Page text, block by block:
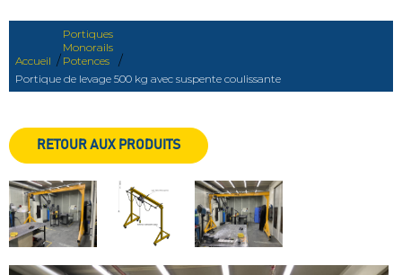
Accueil /
Portiques
Monorails
Potences
/
Portique de levage 500 kg avec suspente coulissante
RETOUR AUX PRODUITS